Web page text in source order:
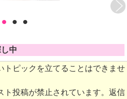
• • •
中
トピックを立てることはできませ
ト投稿が禁止されています。返信